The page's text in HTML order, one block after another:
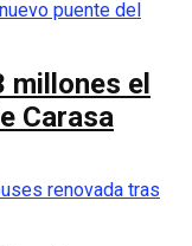
millones el
Carasa